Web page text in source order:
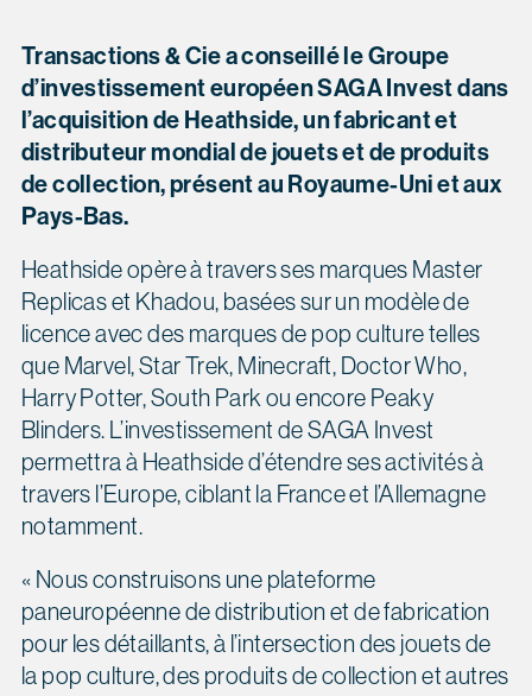
Transactions & Cie a conseillé le Groupe
d’investissement européen SAGA Invest dans
l’acquisition de Heathside, un fabricant et
distributeur mondial de jouets et de produits
de collection, présent au Royaume-Uni et aux
Pays-Bas.
Heathside opère à travers ses marques Master
Replicas et Khadou, basées sur un modèle de
licence avec des marques de pop culture telles
que Marvel, Star Trek, Minecraft, Doctor Who,
Harry Potter, South Park ou encore Peaky
Blinders. L’investissement de SAGA Invest
permettra à Heathside d’étendre ses activités à
travers l’Europe, ciblant la France et l’Allemagne
notamment.
« Nous construisons une plateforme
paneuropéenne de distribution et de fabrication
pour les détaillants, à l’intersection des jouets de
la pop culture, des produits de collection et autres